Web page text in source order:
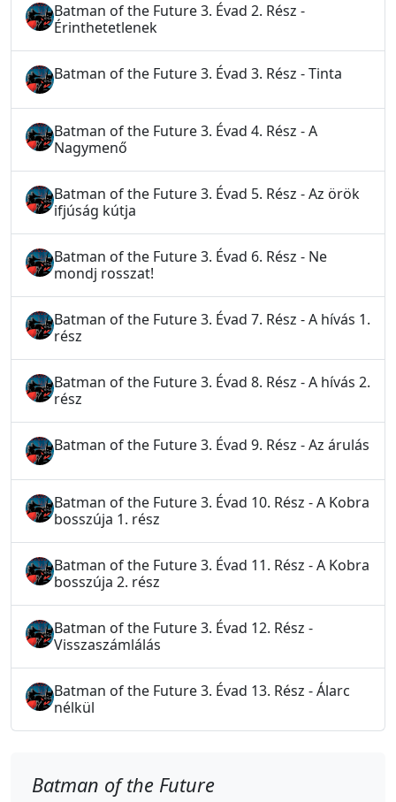
Batman of the Future 3. Évad 2. Rész -
Érinthetetlenek
Batman of the Future 3. Évad 3. Rész - Tinta
Batman of the Future 3. Évad 4. Rész - A
Nagymenő
Batman of the Future 3. Évad 5. Rész - Az örök
ifjúság kútja
Batman of the Future 3. Évad 6. Rész - Ne
mondj rosszat!
Batman of the Future 3. Évad 7. Rész - A hívás 1.
rész
Batman of the Future 3. Évad 8. Rész - A hívás 2.
rész
Batman of the Future 3. Évad 9. Rész - Az árulás
Batman of the Future 3. Évad 10. Rész - A Kobra
bosszúja 1. rész
Batman of the Future 3. Évad 11. Rész - A Kobra
bosszúja 2. rész
Batman of the Future 3. Évad 12. Rész -
Visszaszámlálás
Batman of the Future 3. Évad 13. Rész - Álarc
nélkül
Batman of the Future